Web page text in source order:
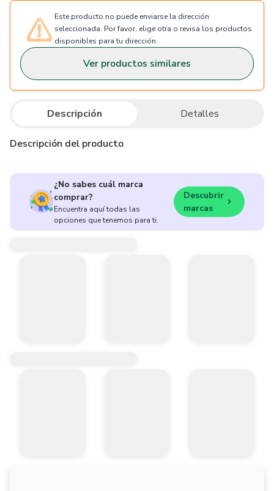
Este producto no puede enviarse la dirección
seleccionada. Por favor, elige otra o revisa los productos
disponibles para tu dirección.
Ver productos similares
Descripción Detalles
Descripción del producto
¿No sabes cuál marca
comprar?
Encuentra aquí todas las
opciones que tenemos para ti.
Descubrir
marcas